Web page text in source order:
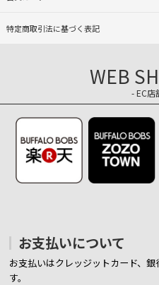
特定商取引法に基づく表記
WEB
- EC店
お支払いについて
お支払いはクレッジットカード、
す。